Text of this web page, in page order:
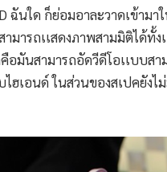
ฉันใด ก็ย่อมอาละวาดเข้าม
มารถเเสดงภาพสามมิติได้ทั้
อมันสามารถอัดวีดีโอเเบบสา
เอนด์ ในส่วนของสเปคยังไ